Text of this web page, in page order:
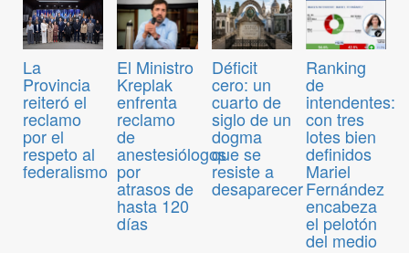
La
Provincia
reiteró el
reclamo
por el
respeto al
federalismo
El Ministro
Kreplak
enfrenta
reclamo
de
anestesiólogos
por
atrasos de
hasta 120
días
Déficit
cero: un
cuarto de
siglo de un
dogma
que se
resiste a
desaparecer
Ranking
de
intendentes:
con tres
lotes bien
definidos
Mariel
Fernández
encabeza
el pelotón
del medio